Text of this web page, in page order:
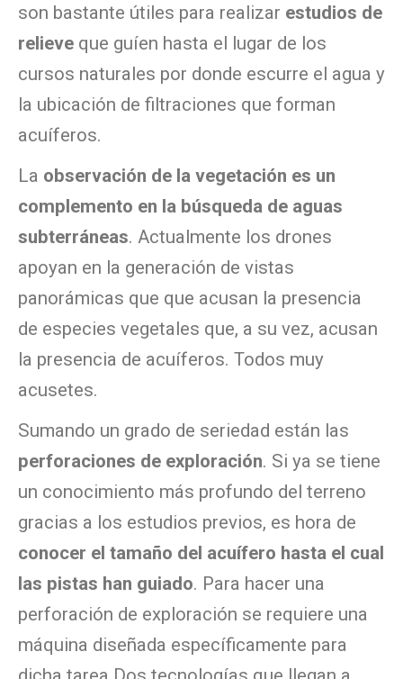
son bastante útiles para realizar estudios de
relieve que guíen hasta el lugar de los
cursos naturales por donde escurre el agua y
la ubicación de filtraciones que forman
acuíferos.
La observación de la vegetación es un
complemento en la búsqueda de aguas
subterráneas. Actualmente los drones
apoyan en la generación de vistas
panorámicas que que acusan la presencia
de especies vegetales que, a su vez, acusan
la presencia de acuíferos. Todos muy
acusetes.
Sumando un grado de seriedad están las
perforaciones de exploración. Si ya se tiene
un conocimiento más profundo del terreno
gracias a los estudios previos, es hora de
conocer el tamaño del acuífero hasta el cual
las pistas han guiado. Para hacer una
perforación de exploración se requiere una
máquina diseñada específicamente para